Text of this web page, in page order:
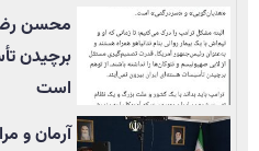
محسن
برچیدن
است
آرمان و